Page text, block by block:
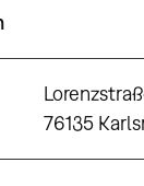
76135